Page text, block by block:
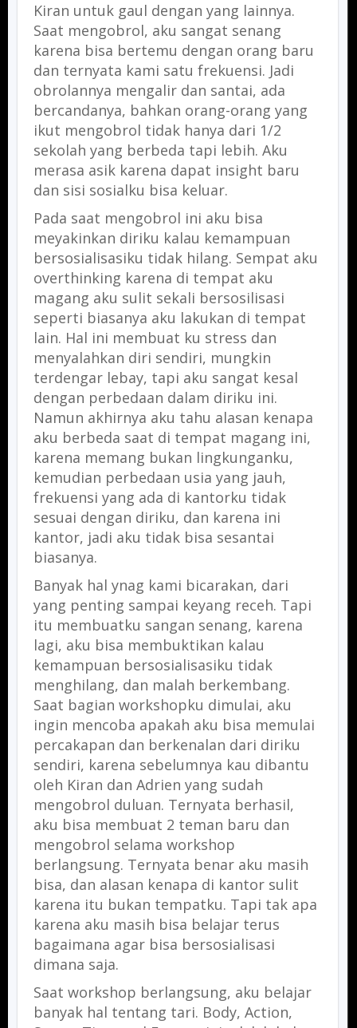
Kiran untuk gaul dengan yang lainnya.
Saat mengobrol, aku sangat senang
karena bisa bertemu dengan orang baru
dan ternyata kami satu frekuensi. Jadi
obrolannya mengalir dan santai, ada
bercandanya, bahkan orang-orang yang
ikut mengobrol tidak hanya dari 1/2
sekolah yang berbeda tapi lebih. Aku
merasa asik karena dapat insight baru
dan sisi sosialku bisa keluar.
Pada saat mengobrol ini aku bisa
meyakinkan diriku kalau kemampuan
bersosialisasiku tidak hilang. Sempat aku
overthinking karena di tempat aku
magang aku sulit sekali bersosilisasi
seperti biasanya aku lakukan di tempat
lain. Hal ini membuat ku stress dan
menyalahkan diri sendiri, mungkin
terdengar lebay, tapi aku sangat kesal
dengan perbedaan dalam diriku ini.
Namun akhirnya aku tahu alasan kenapa
aku berbeda saat di tempat magang ini,
karena memang bukan lingkunganku,
kemudian perbedaan usia yang jauh,
frekuensi yang ada di kantorku tidak
sesuai dengan diriku, dan karena ini
kantor, jadi aku tidak bisa sesantai
biasanya.
Banyak hal ynag kami bicarakan, dari
yang penting sampai keyang receh. Tapi
itu membuatku sangan senang, karena
lagi, aku bisa membuktikan kalau
kemampuan bersosialisasiku tidak
menghilang, dan malah berkembang.
Saat bagian workshopku dimulai, aku
ingin mencoba apakah aku bisa memulai
percakapan dan berkenalan dari diriku
sendiri, karena sebelumnya kau dibantu
oleh Kiran dan Adrien yang sudah
mengobrol duluan. Ternyata berhasil,
aku bisa membuat 2 teman baru dan
mengobrol selama workshop
berlangsung. Ternyata benar aku masih
bisa, dan alasan kenapa di kantor sulit
karena itu bukan tempatku. Tapi tak apa
karena aku masih bisa belajar terus
bagaimana agar bisa bersosialisasi
dimana saja.
Saat workshop berlangsung, aku belajar
banyak hal tentang tari. Body, Action,